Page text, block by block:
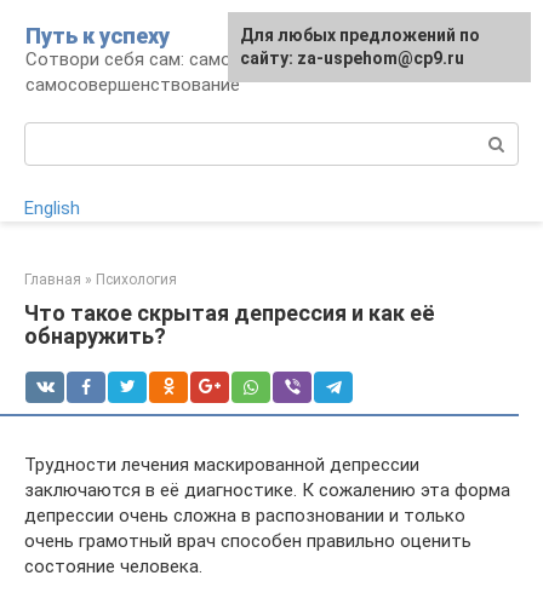
контенту
Путь к успеху
Сотвори себя сам: саморазвитие и
самосовершенствование
English
Главная » Психология
Что такое скрытая депрессия и как её
обнаружить?
Трудности лечения маскированной депрессии
заключаются в её диагностике. К сожалению эта форма
депрессии очень сложна в распозновании и только
очень грамотный врач способен правильно оценить
состояние человека.
Для любых предложений по
сайту: za-uspehom@cp9.ru